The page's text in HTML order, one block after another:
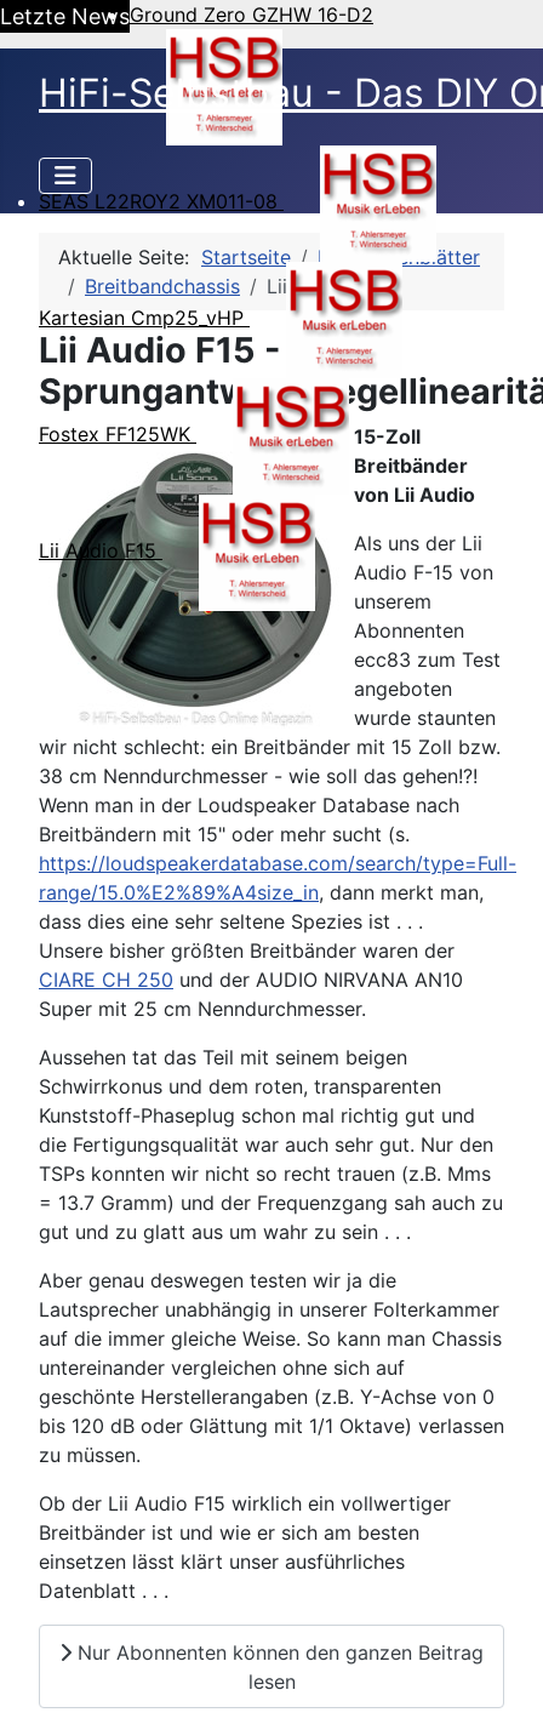
Letzte NewsGround Zero GZHW 16-D2
SEAS L22ROY2 XM011-08
Kartesian Cmp25_vHP
Fostex FF125WK
Lii Audio F15
HiFi-Selbstbau - Das DIY
Aktuelle Seite: Startseite
HSB-Datenblätter
Breitbandchassis
Lii Audio F15
Lii Audio F15 -
Sprungantwort/
15-Zoll
Breitbänder
von Lii Audio
Als uns der Lii
Audio F-15 von
unserem
Abonnenten
ecc83 zum Test
angeboten
wurde staunten
wir nicht schlecht: ein Breitbänder mit 15 Zoll bzw.
38 cm Nenndurchmesser - wie soll das gehen!?!
Wenn man in der Loudspeaker Database nach
Breitbändern mit 15" oder mehr sucht (s.
https://loudspeakerdatabase.com/search/type=Full-
range/15.0%E2%89%A4size_in, dann merkt man,
dass dies eine sehr seltene Spezies ist . . .
Unsere bisher größten Breitbänder waren der
CIARE CH 250 und der AUDIO NIRVANA AN10
Super mit 25 cm Nenndurchmesser.
Aussehen tat das Teil mit seinem beigen
Schwirrkonus und dem roten, transparenten
Kunststoff-Phaseplug schon mal richtig gut und
die Fertigungsqualität war auch sehr gut. Nur den
TSPs konnten wir nicht so recht trauen (z.B. Mms
= 13.7 Gramm) und der Frequenzgang sah auch zu
gut und zu glatt aus um wahr zu sein . . .
Aber genau deswegen testen wir ja die
Lautsprecher unabhängig in unserer Folterkammer
auf die immer gleiche Weise. So kann man Chassis
untereinander vergleichen ohne sich auf
geschönte Herstellerangaben (z.B. Y-Achse von 0
bis 120 dB oder Glättung mit 1/1 Oktave) verlassen
zu müssen.
Ob der Lii Audio F15 wirklich ein vollwertiger
Breitbänder ist und wie er sich am besten
einsetzen lässt klärt unser ausführliches
Datenblatt . . .
Nur Abonnenten können den ganzen Beitrag
lesen